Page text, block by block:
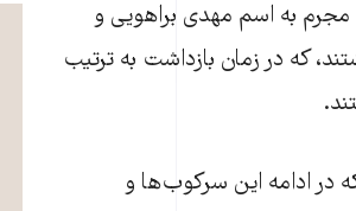
به اسم مهدی براهویی و
که در زمان بازداشت به ترتیب
در ادامه این سرکوب‌ها و